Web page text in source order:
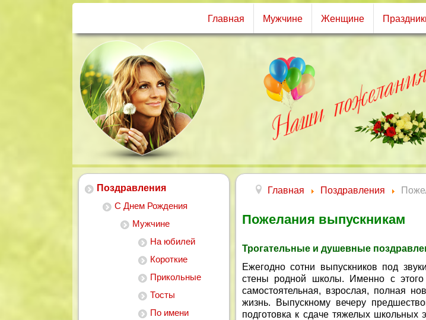
Главная Мужчине Женщине
Поздравления
С Днем Рождения
Мужчине
На юбилей
Короткие
Прикольные
Тосты
По имени
Главная Поздравления
Пожелания выпускникам
Трогательные и душевные
Ежегодно сотни выпускников под
стены родной школы. Именно с
самостоятельная, взрослая, полная
жизнь. Выпускному вечеру
подготовка к сдаче тяжелых